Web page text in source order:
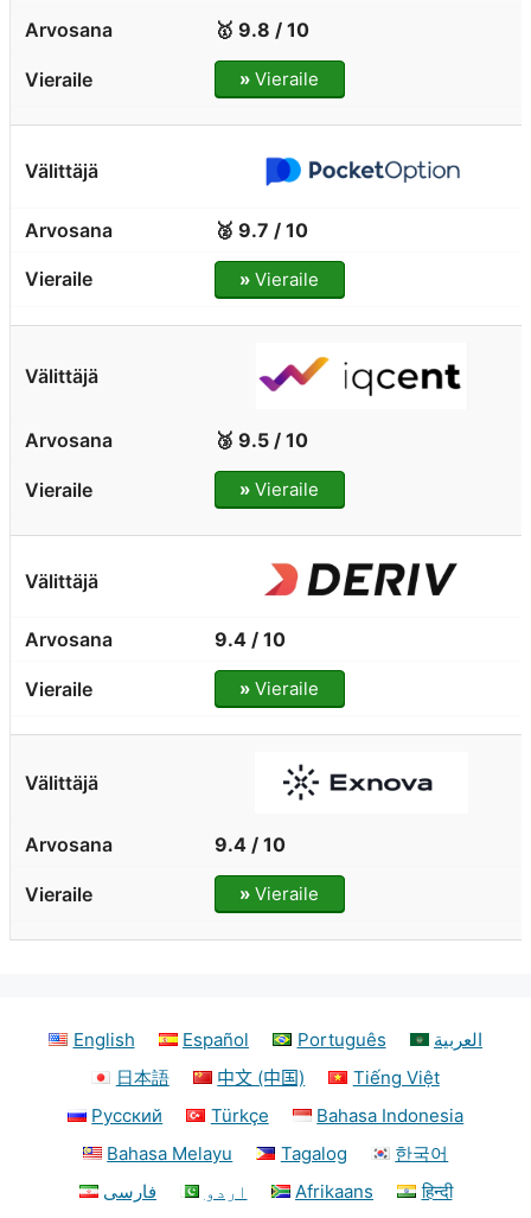
🥇 9.8 / 10
» Vieraile
🥈 9.7 / 10
» Vieraile
🥉 9.5 / 10
» Vieraile
9.4 / 10
» Vieraile
9.4 / 10
» Vieraile
English Español Português
العربية
日本語
中文 (中国)
Tiếng Việt
Русский
Türkçe
Bahasa Indonesia
Bahasa Melayu
Tagalog
한국어
فارسی
اردو Afrikaans
हिन्दी